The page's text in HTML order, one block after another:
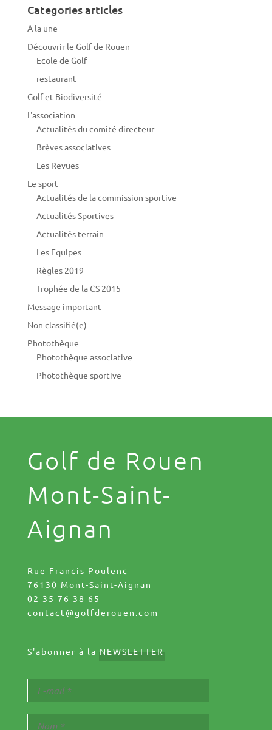
Categories articles
A la une
Découvrir le Golf de Rouen
Ecole de Golf
restaurant
Golf et Biodiversité
L'association
Actualités du comité directeur
Brèves associatives
Les Revues
Le sport
Actualités de la commission sportive
Actualités Sportives
Actualités terrain
Les Equipes
Règles 2019
Trophée de la CS 2015
Message important
Non classifié(e)
Photothèque
Photothèque associative
Photothèque sportive
Golf de Rouen
Mont-Saint-
Aignan
Rue Francis Poulenc
76130 Mont-Saint-Aignan
02 35 76 38 65
contact@golfderouen.com
S'abonner à la NEWSLETTER